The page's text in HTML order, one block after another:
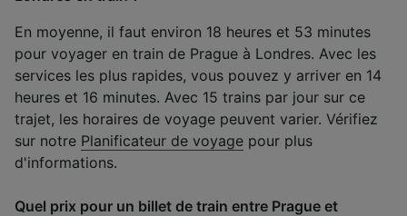
En moyenne, il faut environ 18 heures et 53 minutes
pour voyager en train de Prague à Londres. Avec les
services les plus rapides, vous pouvez y arriver en 14
heures et 16 minutes. Avec 15 trains par jour sur ce
trajet, les horaires de voyage peuvent varier. Vérifiez
sur notre Planificateur de voyage pour plus
d'informations.
Quel prix pour un billet de train entre Prague et